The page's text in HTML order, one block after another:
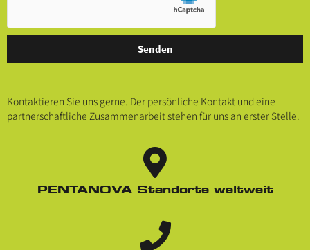
Senden
Kontaktieren Sie uns gerne. Der persönliche Kontakt und eine
partnerschaftliche Zusammenarbeit stehen für uns an erster Stelle.
PENTANOVA Standorte weltweit